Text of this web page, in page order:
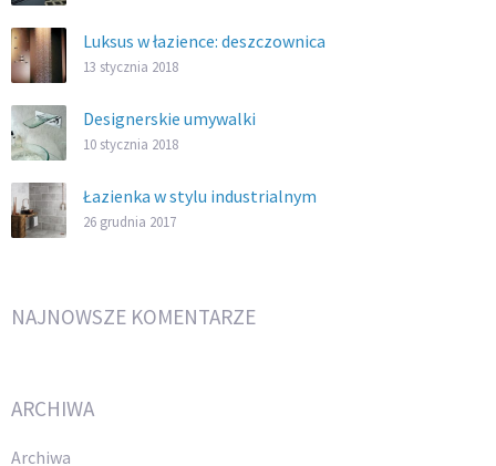
Luksus w łazience: deszczownica
13 stycznia 2018
Designerskie umywalki
10 stycznia 2018
Łazienka w stylu industrialnym
26 grudnia 2017
NAJNOWSZE KOMENTARZE
ARCHIWA
Archiwa